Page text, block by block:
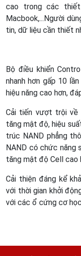
cao trong các
Macbook,...Người
tin, dữ liệu cần thiết
Bộ điều khiển
nhanh hơn gấp 10
hiệu năng cao hơn,
Cải tiến vượt trội về
tăng mật độ, hiệu
trúc NAND phẳng
NAND có chức năng
tăng mật độ Cell cao
Cải thiện đáng kể
với thời gian khởi
với các ổ cứng cơ